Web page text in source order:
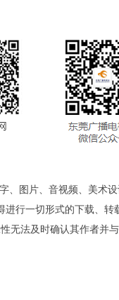
、图片、音视频、美术
行一切形式的下载、转
无法及时确认其作者并